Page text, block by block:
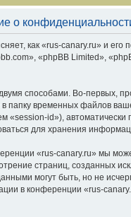
о
как «rus-canary.ru» и
«phpBB Limited»,
способами. Во-первых,
папку временных файлов
«session-id»),
для хранения
«rus-canary.ru» мы
страниц, созданных
могут быть, но не
в конференции «rus-